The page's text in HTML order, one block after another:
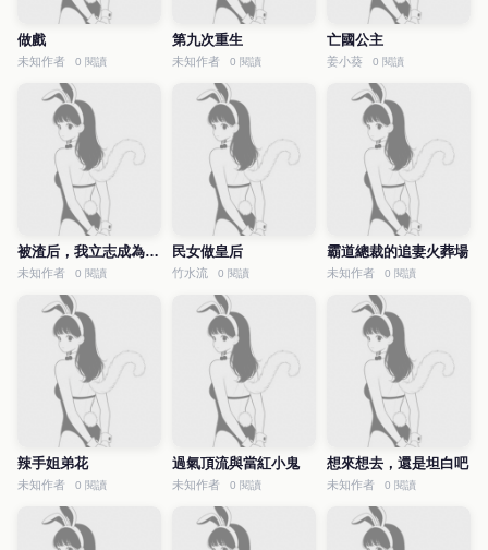
做戲
未知作者 0 閱讀
第九次重生
未知作者 0 閱讀
亡國公主
姜小葵 0 閱讀
被渣后，我立志成為女海王
未知作者 0 閱讀
民女做皇后
竹水流 0 閱讀
霸道總裁的追妻火葬場
未知作者 0 閱讀
辣手姐弟花
未知作者 0 閱讀
過氣頂流與當紅小鬼
未知作者 0 閱讀
想來想去，還是坦白吧
未知作者 0 閱讀